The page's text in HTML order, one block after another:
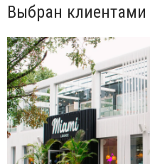
Выбран клиентами